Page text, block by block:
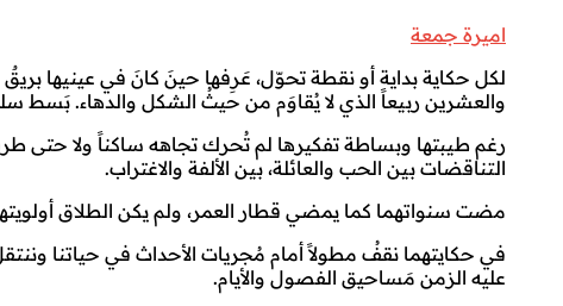
اميرة جمعة
لكل حكاية بداية أو نقطة تحوّل، عَرِفها حينَ كانَ في عينيها
والعشرين ربيعاً الذي لا يُقاوَم من حيثُ الشكل والدهاء. بَسط
رغم طيبتها وبساطة تفكيرها لم تُحرك تجاهه ساكناً ولا حتى
التناقضات بين الحب والعائلة، بين الألفة والاغتراب.
مضت سنواتهما كما يمضي قطار العمر، ولم يكن الطلاق
في حكايتهما نقفُ مطولاً أمام مُجريات الأحداث في حياتنا
عليه الزمن مَساحيق الفصول والأيام.